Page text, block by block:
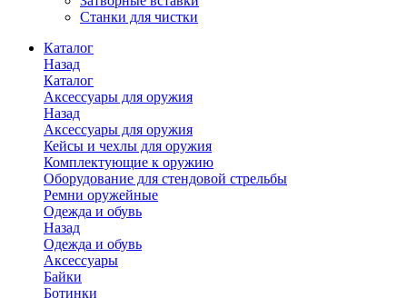
Станки для чистки
Каталог
Назад
Каталог
Аксессуары для оружия
Назад
Аксессуары для оружия
Кейсы и чехлы для оружия
Комплектующие к оружию
Оборудование для стендовой стрельбы
Ремни оружейные
Одежда и обувь
Назад
Одежда и обувь
Аксессуары
Байки
Ботинки